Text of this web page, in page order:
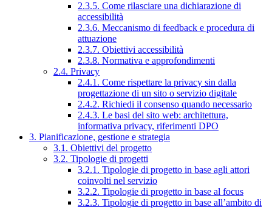
2.3.5. Come rilasciare una dichiarazione di
accessibilità
2.3.6. Meccanismo di feedback e procedura di
attuazione
2.3.7. Obiettivi accessibilità
2.3.8. Normativa e approfondimenti
2.4. Privacy
2.4.1. Come rispettare la privacy sin dalla
progettazione di un sito o servizio digitale
2.4.2. Richiedi il consenso quando necessario
2.4.3. Le basi del sito web: architettura,
informativa privacy, riferimenti DPO
3. Pianificazione, gestione e strategia
3.1. Obiettivi del progetto
3.2. Tipologie di progetti
3.2.1. Tipologie di progetto in base agli attori
coinvolti nel servizio
3.2.2. Tipologie di progetto in base al focus
3.2.3. Tipologie di progetto in base all’ambito di